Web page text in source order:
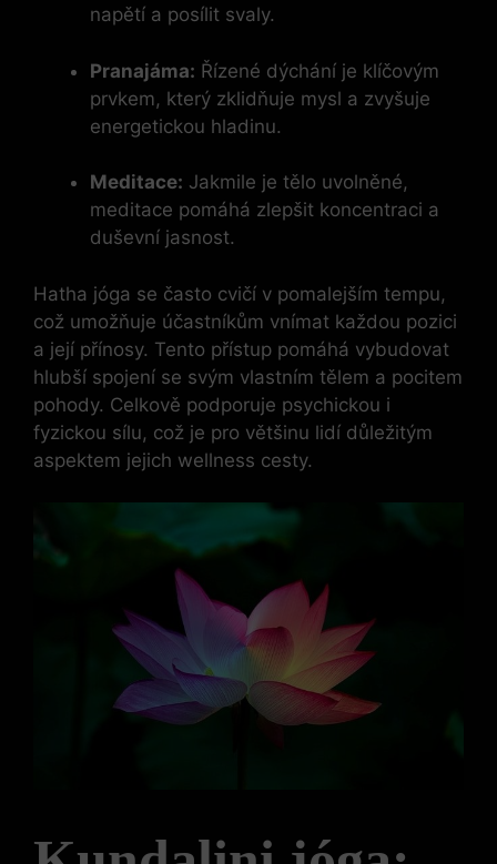
napětí a posílit svaly.
Pranajáma: Řízené dýchání je klíčovým
prvkem, který zklidňuje mysl a zvyšuje
energetickou hladinu.
Meditace: Jakmile je tělo uvolněné,
meditace pomáhá zlepšit koncentraci a
duševní jasnost.
Hatha jóga se často cvičí v pomalejším tempu,
což umožňuje účastníkům vnímat každou pozici
a její přínosy. Tento přístup pomáhá vybudovat
hlubší spojení se svým vlastním tělem a pocitem
pohody. Celkově podporuje psychickou i
fyzickou sílu, což je pro většinu lidí důležitým
aspektem jejich wellness cesty.